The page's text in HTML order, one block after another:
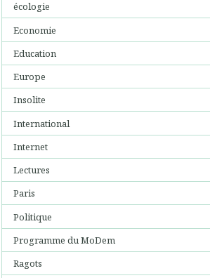
écologie
Economie
Education
Europe
Insolite
International
Internet
Lectures
Paris
Politique
Programme du MoDem
Ragots